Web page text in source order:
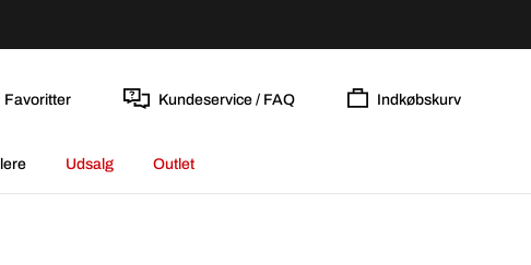
Favoritter Kundeservice / FAQ Indkøbskurv
Udsalg Outlet